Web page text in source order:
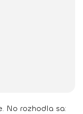
No rozhodla sa: